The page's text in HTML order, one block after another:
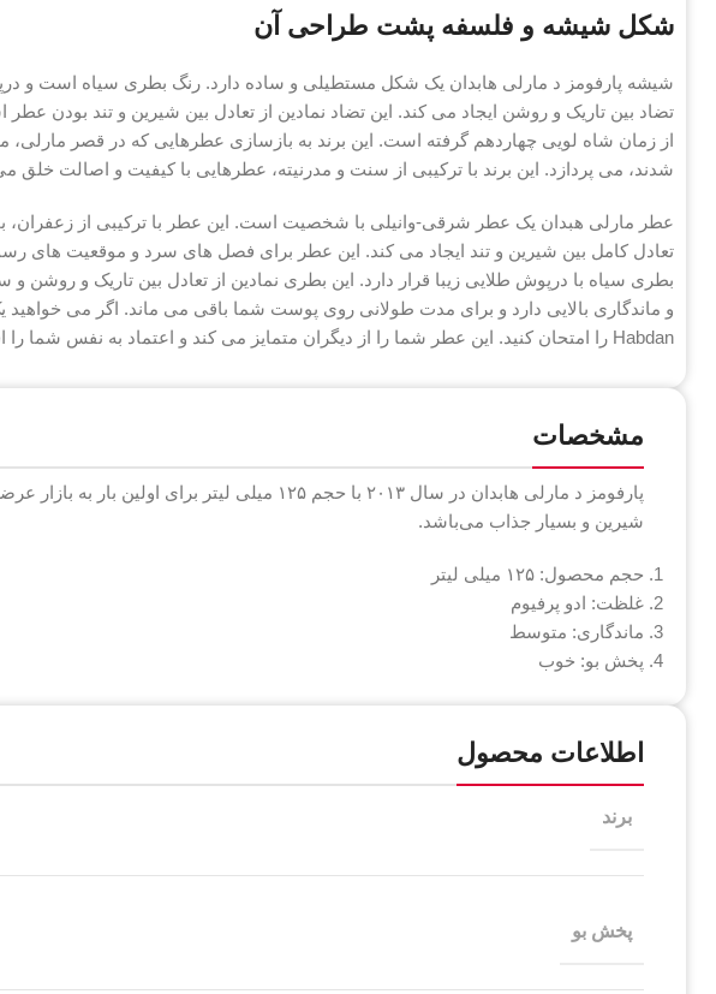
شکل شیشه و فلسفه پشت طراحی آن
شیشه پارفومز د مارلی هابدان یک شکل مستطیلی و ساده دارد. رنگ بطری سیاه است و
از زمان شاه لویی چهاردهم گرفته است. این برند به بازسازی عطرهایی که در قصر
شدند، می پردازد. این برند با ترکیبی از سنت و مدرنیته، عطرهایی با کیفیت و اصالت خلق
عطر مارلی هبدان یک عطر شرقی-وانیلی با شخصیت است. این عطر با ترکیبی از زعفران،
تعادل کامل بین شیرین و تند ایجاد می کند. این عطر برای فصل های سرد و موقعیت های
بطری سیاه با درپوش طلایی زیبا قرار دارد. این بطری نمادین از تعادل بین تاریک و
و ماندگاری بالایی دارد و برای مدت طولانی روی پوست شما باقی می ماند. اگر می
Habdan را امتحان کنید. این عطر شما را از دیگران متمایز می کند و اعتماد به نفس شما را افزایش می دهد.
مشخصات
پارفومز د مارلی هابدان در سال ۲۰۱۳ با حجم ۱۲۵ میلی لیتر
شیرین و بسیار جذاب می‌باشد.
حجم محصول: ۱۲۵ میلی لیتر
غلظت: ادو پرفیوم
ماندگاری: متوسط
پخش بو: خوب
اطلاعات محصول
برند
پخش بو